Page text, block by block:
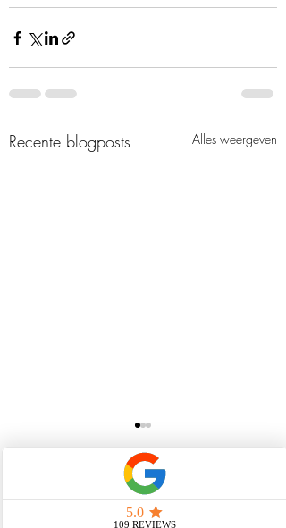
Recente blogposts Alles weergeven
Opmerkingen